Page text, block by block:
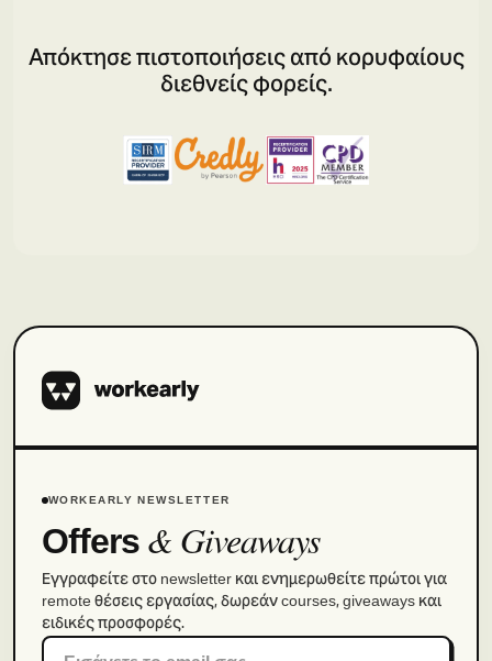
Απόκτησε πιστοποιήσεις από κορυφαίους
διεθνείς φορείς.
WORKEARLY NEWSLETTER
Offers& Giveaways
Εγγραφείτε στο newsletter και ενημερωθείτε πρώτοι για
remote θέσεις εργασίας, δωρεάν courses, giveaways και
ειδικές προσφορές.